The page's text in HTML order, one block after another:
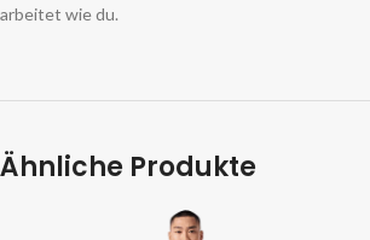
arbeitet wie du.
Ähnliche Produkte